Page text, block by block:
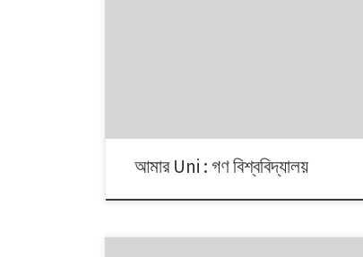
আমার Uni : গণ বিশ্ববিদ্যালয়